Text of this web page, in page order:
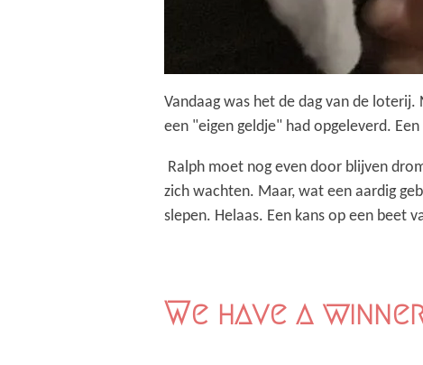
Vandaag was het de dag van de
een "eigen geldje" had opgeleverd.
Ralph moet nog even door blijven
zich wachten. Maar, wat een aardig
slepen. Helaas. Een kans op een beet
We have a